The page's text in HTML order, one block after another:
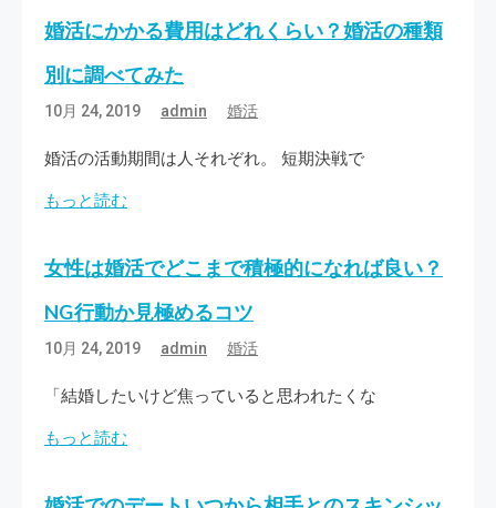
婚活にかかる費用はどれくらい？婚活の種類
別に調べてみた
10月 24, 2019 admin 婚活
婚活の活動期間は人それぞれ。 短期決戦で
もっと読む
女性は婚活でどこまで積極的になれば良い？
NG行動か見極めるコツ
10月 24, 2019 admin 婚活
「結婚したいけど焦っていると思われたくな
もっと読む